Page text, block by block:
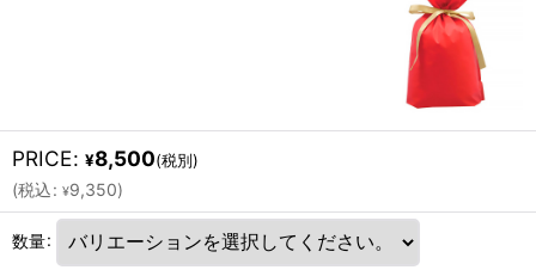
PRICE: ¥8,500(税別)
(税込: ¥9,350)
数量: